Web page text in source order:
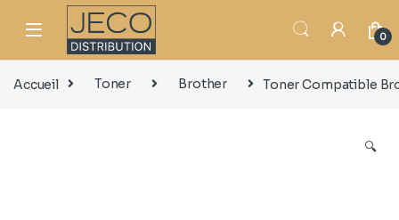
0
Accueil Toner Brother Toner Compatible
🔍